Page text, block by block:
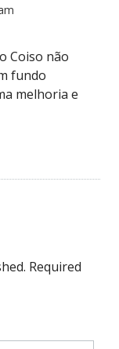
Coiso não
fundo
melhoria e
Required